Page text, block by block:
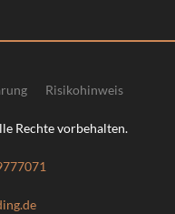
Rechte vorbehalten.
Risikohinweis